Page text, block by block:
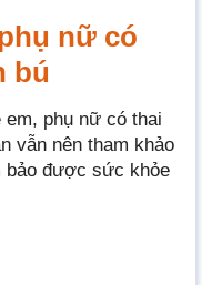
nữ có
bú
phụ nữ có thai
vẫn nên tham khảo
bảo được sức khỏe